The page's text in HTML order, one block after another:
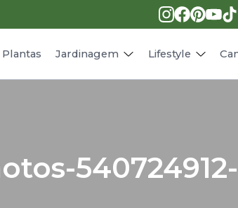
Plantas Jardinagem Lifestyle
Receitas